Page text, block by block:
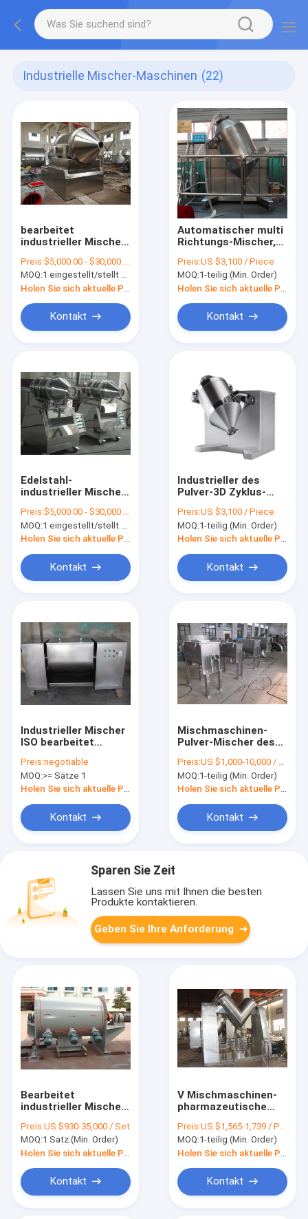
Industrielle Mischer-Maschinen (22)
bearbeitet
industrieller Mischer
zweidimensionalen
Mischer EYH
maschinell
Preis:$5,000.00 - $30,000.00/ set
MOQ:1 eingestellt/stellt ein (Min.-Auftrag)
Kontakt
Automatischer multi
Richtungs-Mischer,
Bewegungs-Mischer
Preis:US $3,100 / Piece
MOQ:1-teilig (Min. Order)
Kontakt
Edelstahl-
industrieller Mischer
zweidimensionalen
Pulver-Mischer der
Bewegungs-12000L
Preis:$5,000.00 - $30,000.00/ set
MOQ:1 eingestellt/stellt ein (Min.-Auftrag)
Kontakt
Industrieller des
Pulver-3D Zyklus-
Maschinen-
1.5kg/Time
-2.7kg/time
Preis:US $3,100 / Piece
MOQ:1-teilig (Min. Order)
Kontakt
Industrieller Mischer
ISO bearbeitet
Mischer-1-jährige
Garantie 2.2kw -11kw
maschinell
Preis:negotiable
MOQ:>= Sätze 1
Holen Sie sich aktuelle Preis
Kontakt
Mischmaschinen-
Pulver-Mischer des
Pflug-
Mischmaschinen-
Mischmaschine
Preis:US $1,000-10,000 / Piece |
MOQ:1-teilig (Min. Order)
Holen Sie sich aktuelle Preis
Kontakt
Sparen Sie Zeit
Lassen Sie uns mit Ihnen die besten
Produkte kontaktieren.
Geben Sie Ihre Anforderung
Bearbeitet
industrieller Mischer
horizontale Band-
Mischmaschine
LD/LDH maschinell
Preis:US $930-35,000 / Set
MOQ:1 Satz (Min. Order)
Kontakt
V Mischmaschinen-
pharmazeutische
20r/Min Chemical
Mixing Equipment
Preis:US $1,565-1,739 / Piece
MOQ:1-teilig (Min. Order)
Kontakt